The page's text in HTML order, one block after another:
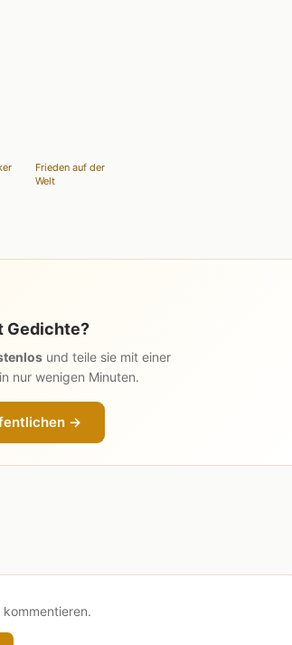
Frieden auf der
Welt
Gedichte?
und teile sie mit einer
nur wenigen Minuten.
→